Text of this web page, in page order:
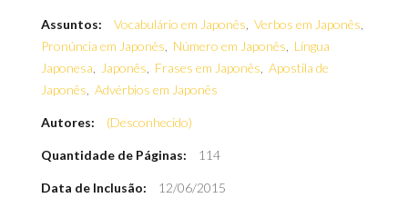
Assuntos: Vocabulário em Japonês Verbos em Japonês
Pronúncia em Japonês
Número em Japonês
Língua
Japonesa
Japonês Frases em Japonês Apostila de
Japonês Advérbios em Japonês
Autores: (Desconhecido)
Quantidade de Páginas: 114
Data de Inclusão: 12/06/2015